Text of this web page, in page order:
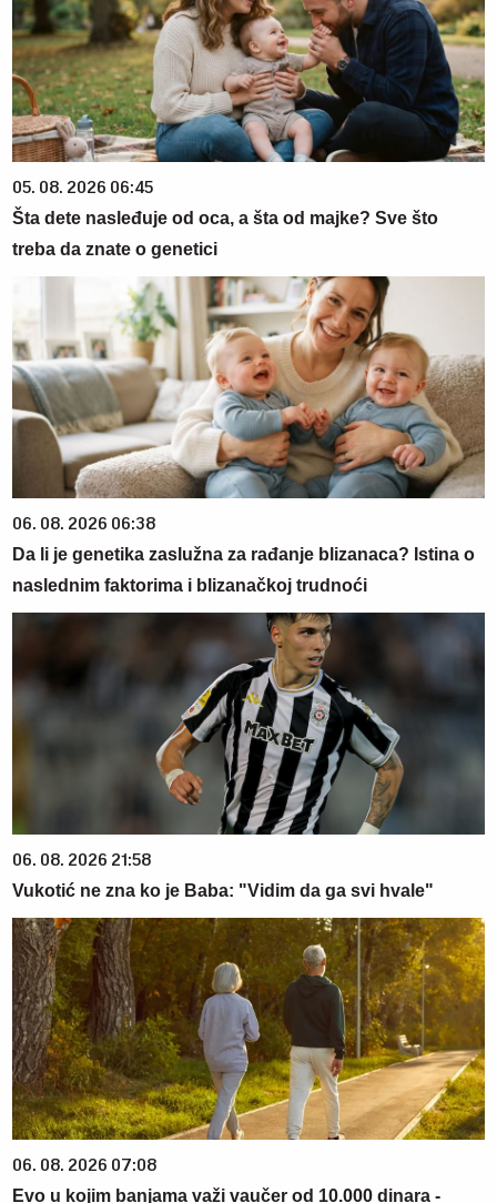
05. 08. 2026 06:45
Šta dete nasleđuje od oca, a šta od majke? Sve što
treba da znate o genetici
06. 08. 2026 06:38
Da li je genetika zaslužna za rađanje blizanaca? Istina o
naslednim faktorima i blizanačkoj trudnoći
06. 08. 2026 21:58
Vukotić ne zna ko je Baba: "Vidim da ga svi hvale"
06. 08. 2026 07:08
Evo u kojim banjama važi vaučer od 10.000 dinara -